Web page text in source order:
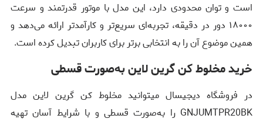
است و توان محدودی دارد، این مدل با موتور قدرتمند و سرعت
۱۸۰۰۰ دور در دقیقه، تجربه‌ای سریع‌تر و کارآمدتر ارائه می‌دهد و
همین موضوع آن را به انتخابی برتر برای کاربران تبدیل کرده است.
خرید مخلوط کن گرین لاین به‌صورت قسطی
در فروشگاه دیجیسال میتوانید مخلوط کن گرین لاین مدل
GNJUMTPR20BK را به‌صورت قسطی و با شرایط آسان تهیه